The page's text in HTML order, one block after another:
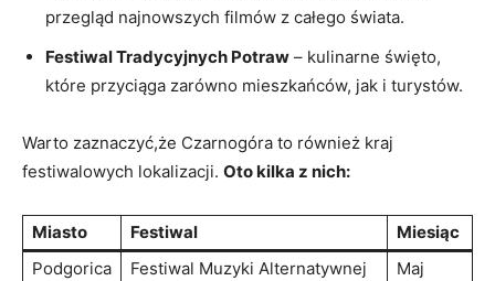
przegląd najnowszych ⁣filmów ⁤z całego świata.
Festiwal Tradycyjnych Potraw – kulinarne święto,
które przyciąga ⁢zarówno mieszkańców, jak i‍ turystów.
Warto​ zaznaczyć,że Czarnogóra⁤ to również kraj
festiwalowych⁢ lokalizacji. Oto​ kilka ​z ‍nich:
Miasto Festiwal
Miesiąc
Podgorica
Festiwal Muzyki Alternatywnej Maj